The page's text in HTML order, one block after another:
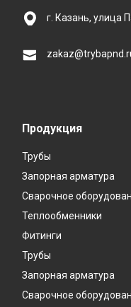
Продукция
Трубы
Запорная арматура
Сварочное
Теплообменники
Фитинги
Трубы
Запорная арматура
Сварочное
г. Казань, улица